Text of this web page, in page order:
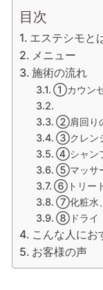
目次
エステシモと
メニュー
施術の流れ
①カウン
②肩回り
③クレン
④シャン
⑤マッサ
⑥トリー
⑦化粧水
⑧ドライ
こんな人にお
お客様の声